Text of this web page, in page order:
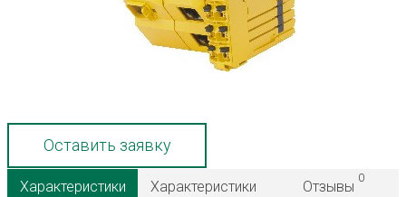
Оставить заявку
Характеристики Характеристики Отзывы
0